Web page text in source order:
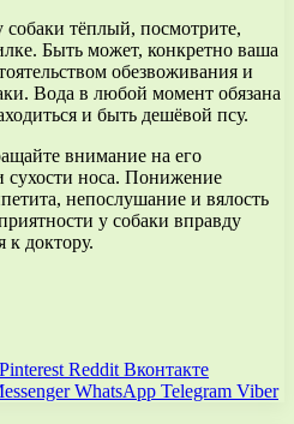
тёплый, посмотрите,
Быть может, конкретно ваша
обезвоживания и
Вода в любой момент обязана
и быть дешёвой псу.
внимание на его
сухости носа. Понижение
непослушание и вялость
у собаки вправду
доктору.
Pinterest Reddit Вконтакте
WhatsApp Telegram Viber